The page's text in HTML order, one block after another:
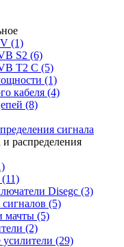
(1)
S2 (6)
T2 С (5)
(1)
кабеля (4)
(8)
сигнала
распределения
Disegc (3)
(5)
мачты (5)
(2)
(29)